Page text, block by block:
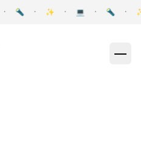
· 🔦 · ✨ · 💻 · 🔦 ·